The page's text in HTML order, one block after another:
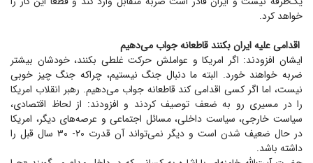
خواهد کرد.
اقدامی علیه ایران بکنند قاطعانه جواب می‌دهیم
ایشان افزودند: اگر امریکا و عواملش حرکت غلطی بکنند، خودشان بیشتر
ضربه خواهند خورد. البته ما دنبال جنگ نیستیم، چراکه جنگ چیز خوبی
نیست، اما اگر کسی اقدامی کند قاطعانه جواب می‌دهیم. رهبر انقلاب امریکا
را در مسیری رو به ضعف توصیف کردند و افزودند: از لحاظ اقتصادی،
سیاست خارجی، سیاست داخلی، مسائل اجتماعی و عرصه‌های دیگر، امریکا
در حال ضعیف شدن است و دیگر نمی‌تواند آن قدرت ۲۰- ۳۰ سال قبل را
داشته باشد.